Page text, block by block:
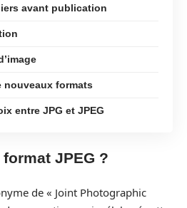
avant publication
nouveaux formats
entre JPG et JPEG
format JPEG ?
de « Joint Photographic